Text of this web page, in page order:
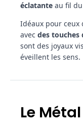
éclatante au fil
Idéaux pour ceux
avec des touches
sont des joyaux
éveillent les sens.
Le